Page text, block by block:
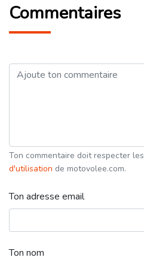
Commentaires
Ton commentaire doit respecter les
d'utilisation de motovolee.com.
Ton adresse email
Ton nom